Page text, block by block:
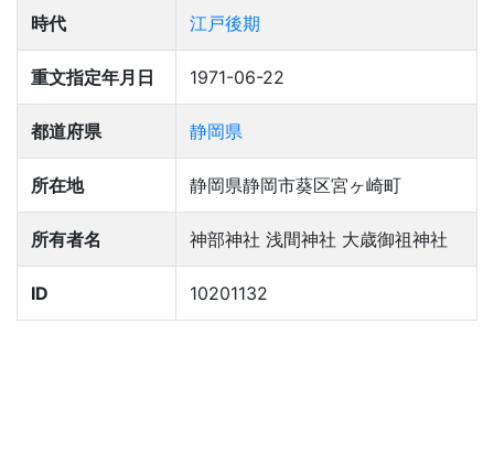
時代 江戸後期
重文指定年月日 1971-06-22
都道府県 静岡県
所在地 静岡県静岡市葵区宮ヶ崎町
所有者名 神部神社 浅間神社 大歳御祖神社
ID 10201132